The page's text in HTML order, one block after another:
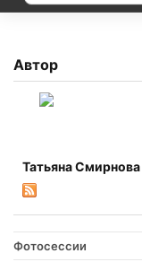
Автор
Татьяна Смирнова
Фотосессии